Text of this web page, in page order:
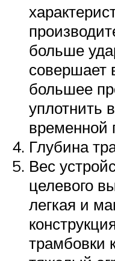
больше
совершает
большее
уплотнить
временной
Глубина
Вес
целевого
легкая и
трамбовки